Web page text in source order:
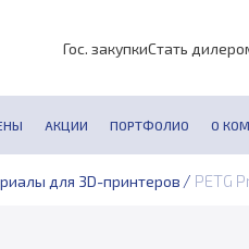
Гос. закупкиСтать
АКЦИИ ПОРТФОЛИО О
для 3D-принтеров / PETG